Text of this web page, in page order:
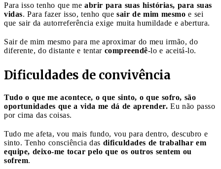
Para isso tenho que me abrir para suas histórias, para suas
vidas. Para fazer isso, tenho que sair de mim mesmo e sei
que sair da autorreferência exige muita humildade e abertura.
Sair de mim mesmo para me aproximar do meu irmão, do
diferente, do distante e tentar compreendê-lo e aceitá-lo.
Dificuldades de convivência
Tudo o que me acontece, o que sinto, o que sofro, são
oportunidades que a vida me dá de aprender. Eu não passo
por cima das coisas.
Tudo me afeta, vou mais fundo, vou para dentro, descubro e
sinto. Tenho consciência das dificuldades de trabalhar em
equipe, deixo-me tocar pelo que os outros sentem ou
sofrem.